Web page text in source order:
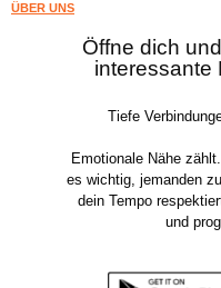
ÜBER UNS
Öffne dich
interessante
Tiefe
Emotionale Nähe
es wichtig, jemanden
dein Tempo
und